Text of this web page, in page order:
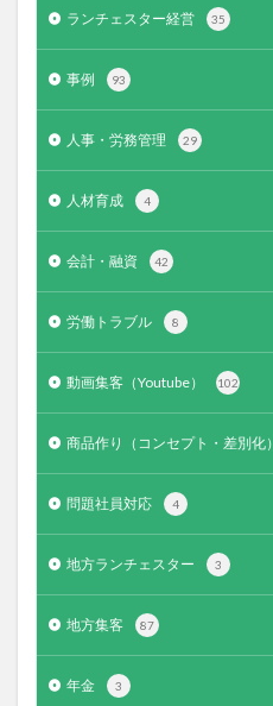
ランチェスター経営 35
事例 93
人事・労務管理 29
人材育成 4
会計・融資 42
労働トラブル 8
動画集客（Youtube） 102
商品作り（コンセプト・差別化）
問題社員対応 4
地方ランチェスター 3
地方集客 87
年金 3